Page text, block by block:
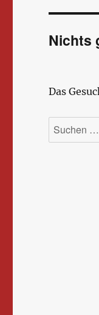
Nichts
Das
Suchen
nach: